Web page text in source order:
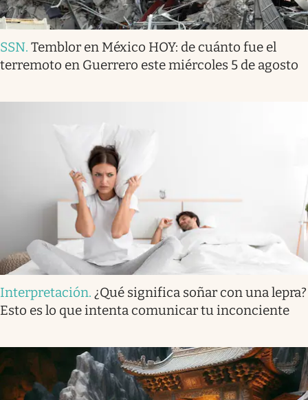
SSN. Temblor en México HOY: de cuánto fue el
terremoto en Guerrero este miércoles 5 de agosto
Interpretación. ¿Qué significa soñar con una lepra?
Esto es lo que intenta comunicar tu inconciente